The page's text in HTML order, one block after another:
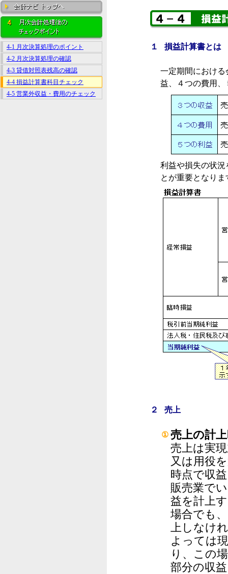
4-1 月次決算処理のポイント
4-2 月次決算処理の確認
4-3 貸借対照表残高の確認
4-4 損益計算書科目チェック
4-5 営業外収益・費用のチェック
１ 損益計算書とは
一定期間におけ
益、４つの費用
利益や損失の状
とが重要となりま
２ 売上
① 売上の計
売上は実
又は用役
時点で収
販売業で
益を計上
場合でも
上しなけ
よっては
り、この
部分の収